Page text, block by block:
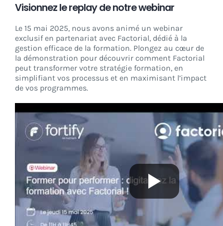
Visionnez le replay de notre webinar
Le 15 mai 2025, nous avons animé un webinar
exclusif en partenariat avec Factorial, dédié à la
gestion efficace de la formation. Plongez au cœur de
la démonstration pour découvrir comment Factorial
peut transformer votre stratégie formation, en
simplifiant vos processus et en maximisant l’impact
de vos programmes.